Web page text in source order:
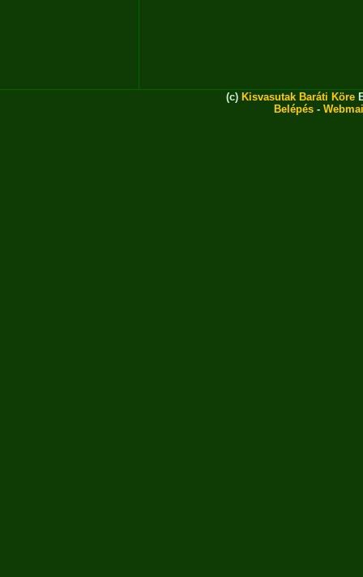
(c) Kisvasutak Baráti Köre
Belépés -